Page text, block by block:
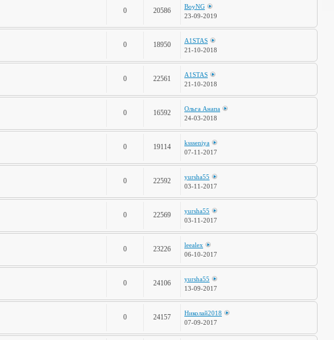
0 20586
BoyNG
23-09-2019
0 18950
A1STAS
21-10-2018
0 22561
A1STAS
21-10-2018
0 16592
Ольга Анапа
24-03-2018
0 19114
kssseniya
07-11-2017
0 22592
yursha55
03-11-2017
0 22569
yursha55
03-11-2017
0 23226
leealex
06-10-2017
0 24106
yursha55
13-09-2017
0 24157
Николай2018
07-09-2017